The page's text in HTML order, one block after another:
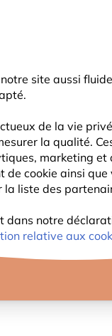
site aussi
de la vie
la qualité.
marketing
cookie ainsi
liste des
notre
relative aux
Chercher
FAUNE
32mm